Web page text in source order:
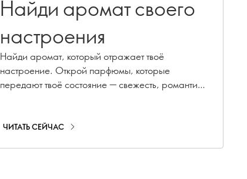
Найди аромат своего
настроения
Найди аромат, который отражает твоё
настроение. Открой парфюмы, которые
передают твоё состояние — свежесть, романтику,
ЧИТАТЬ СЕЙЧАС